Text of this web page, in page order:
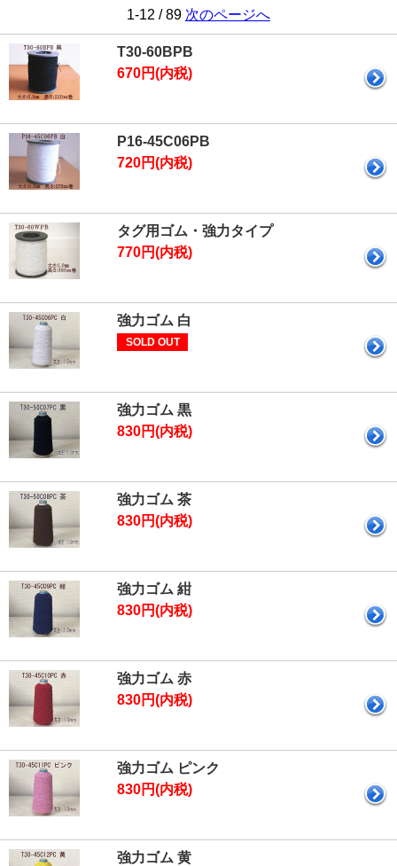
1-12 / 89 次のページへ
T30-60BPB
670円(内税)
P16-45C06PB
720円(内税)
タグ用ゴム・強力タイプ
770円(内税)
強力ゴム 白
SOLD OUT
強力ゴム 黒
830円(内税)
強力ゴム 茶
830円(内税)
強力ゴム 紺
830円(内税)
強力ゴム 赤
830円(内税)
強力ゴム ピンク
830円(内税)
強力ゴム 黄